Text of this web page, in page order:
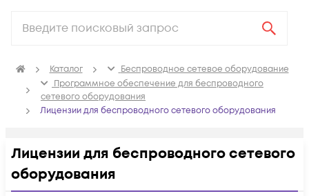
Каталог
Беспроводное сетевое оборудование
Программное обеспечение для беспроводного
сетевого оборудования
Лицензии для беспроводного сетевого оборудования
Лицензии для беспроводного сетевого
оборудования